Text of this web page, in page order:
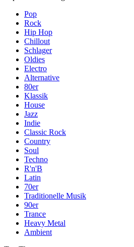
Pop
Rock
Hip Hop
Chillout
Schlager
Oldies
Electro
Alternative
80er
Klassik
House
Jazz
Indie
Classic Rock
Country
Soul
Techno
R'n'B
Latin
70er
Traditionelle Musik
90er
Trance
Heavy Metal
Ambient